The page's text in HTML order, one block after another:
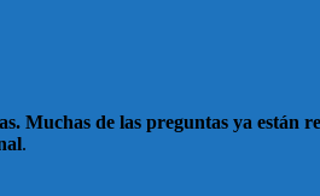
de las preguntas ya están
.